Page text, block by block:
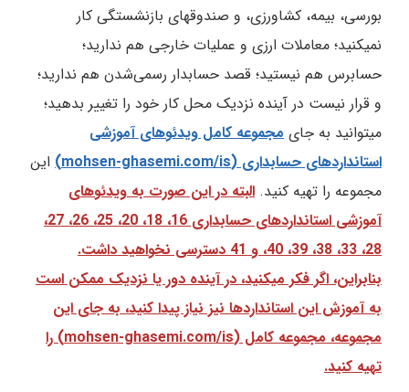
بورسی، بیمه، کشاورزی، و صندوقهای بازنشستگی کار
نمیکنید؛ معاملات ارزی و عملیات خارجی هم ندارید؛
حسابرس هم نیستید؛ قصد حسابدار رسمی‌شدن هم ندارید؛‌
و قرار نیست در آینده نزدیک محل کار خود را تغییر بدهید؛
میتوانید به جای مجموعه کامل ویدئوهای آموزشی
استانداردهای حسابداری (mohsen-ghasemi.com/is)
این
مجموعه را تهیه کنید. البته در این صورت به ویدئوهای
آموزشی استانداردهای حسابداری 16، 18، 20، 25، 26، 27،
28، 33، 38، 39، 40، و 41 دسترسی نخواهید داشت.
بنابراین، اگر فکر میکنید، در آینده دور یا نزدیک ممکن است
به آموزش این استانداردها نیز نیاز پیدا کنید، به جای این
مجموعه، مجموعه کامل (mohsen-ghasemi.com/is) را
تهیه کنید.